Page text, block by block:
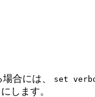
合には、 set
します。